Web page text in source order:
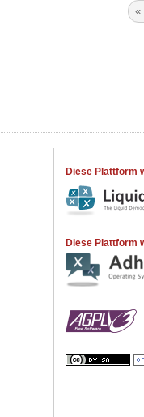
«
Diese Plattform
Diese Plattform